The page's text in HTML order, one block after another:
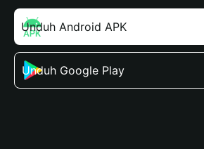
Unduh Android APK
Unduh Google Play